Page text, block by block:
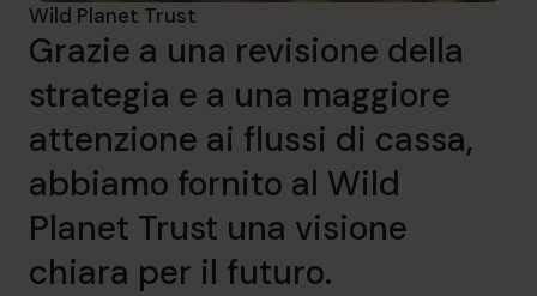
Wild Planet Trust
Grazie a una revisione della
strategia e a una maggiore
attenzione ai flussi di cassa,
abbiamo fornito al Wild
Planet Trust una visione
chiara per il futuro.